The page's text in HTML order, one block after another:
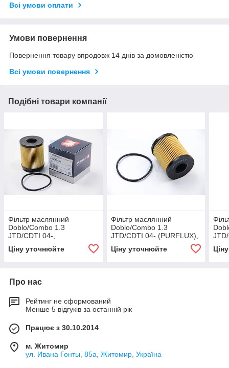
Всі умови оплати
Умови повернення
Повернення товару впродовж 14 днів за домовленістю
Всі умови повернення
Подібні товари компанії
Фільтр маслянний
Doblo/Combo 1.3
JTD/CDTI 04-,
1218500800, JP GROUP
Ціну уточнюйте
Фільтр маслянний
Doblo/Combo 1.3
JTD/CDTI 04- (PURFLUX),
Ціну уточнюйте
Про нас
Рейтинг не сформований
Менше 5 відгуків за останній рік
Працює з 30.10.2014
м. Житомир
ул. Ивана Гонты, 85а, Житомир, Україна